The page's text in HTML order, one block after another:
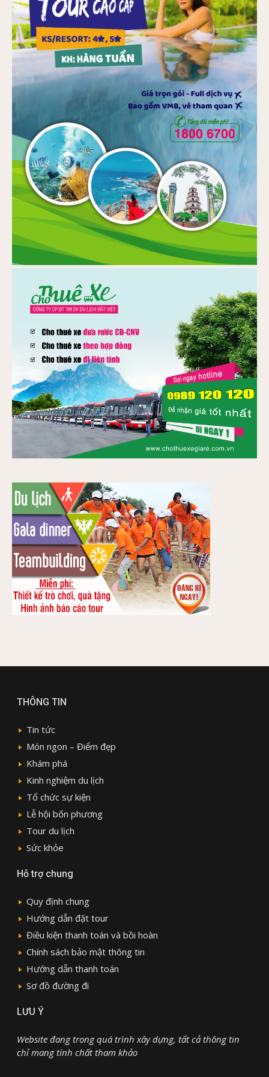
THÔNG TIN
Tin tức
Món ngon – Điểm đẹp
Khám phá
Kinh nghiệm du lịch
Tổ chức sự kiện
Lễ hội bốn phương
Tour du lịch
Sức khỏe
Hỗ trợ chung
Quy định chung
Hướng dẫn đặt tour
Điều kiện thanh toán và bồi hoàn
Chính sách bảo mật thông tin
Hướng dẫn thanh toán
Sơ đồ đường đi
LƯU Ý
Website đang trong quá trình xây dựng, tất cả thông tin
chỉ mang tính chất tham khảo